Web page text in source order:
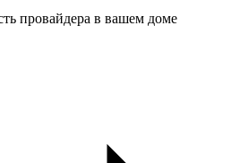
провайдера в вашем доме